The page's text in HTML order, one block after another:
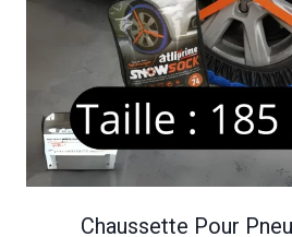
Chaussette Pour